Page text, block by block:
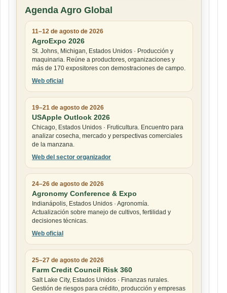
Agenda Agro Global
11–12 de agosto de 2026
AgroExpo 2026
St. Johns, Michigan, Estados Unidos · Producción y
maquinaria. Reúne a productores, organizaciones y
más de 170 expositores con demostraciones de campo.
Web oficial
19–21 de agosto de 2026
USApple Outlook 2026
Chicago, Estados Unidos · Fruticultura. Encuentro para
analizar cosecha, mercado y perspectivas comerciales
de la manzana.
Web del sector organizador
24–26 de agosto de 2026
Agronomy Conference & Expo
Indianápolis, Estados Unidos · Agronomía.
Actualización sobre manejo de cultivos, fertilidad y
decisiones técnicas.
Web oficial
25–27 de agosto de 2026
Farm Credit Council Risk 360
Salt Lake City, Estados Unidos · Finanzas rurales.
Gestión de riesgos para crédito, producción y empresas